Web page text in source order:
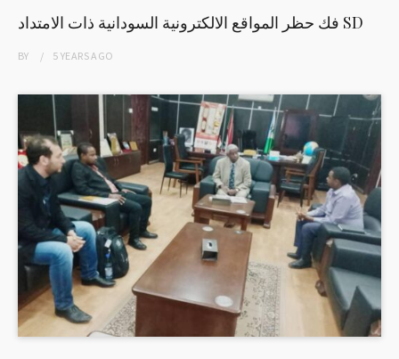
فك حظر المواقع الالكترونية السودانية ذات الامتداد SD
BY 5 YEARSAGO